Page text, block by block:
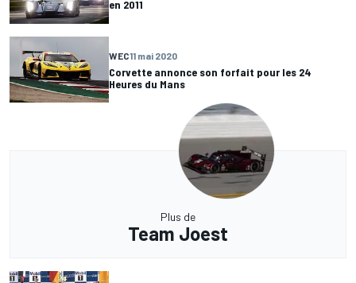
en 2011
WEC11 mai 2020
Corvette annonce son forfait pour les 24
Heures du Mans
Plus de
Team Joest